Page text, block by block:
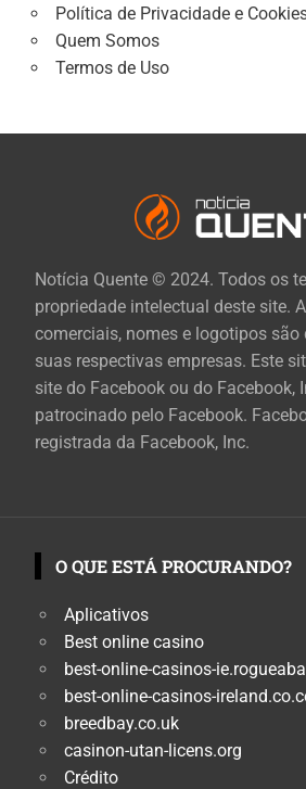
Política de Privacidade e
Quem Somos
Termos de Uso
Notícia Quente © 2024. Todos os
propriedade intelectual deste site.
comerciais, nomes e logotipos são
suas respectivas empresas. Este
site do Facebook ou do Facebook,
patrocinado pelo Facebook.
registrada da Facebook, Inc.
O QUE ESTÁ PROCURANDO?
Aplicativos
Best online casino
best-online-casinos-
best-online-casinos-
breedbay.co.uk
casinon-utan-licens.org
Crédito